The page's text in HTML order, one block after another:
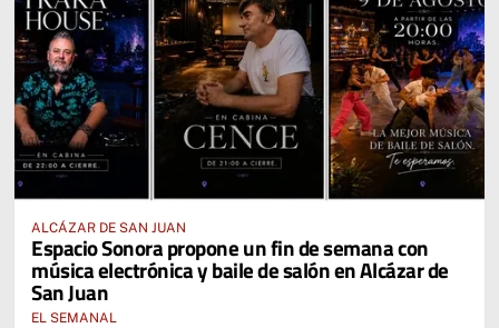
ALCÁZAR DE SAN JUAN
Espacio Sonora propone un fin de semana con
música electrónica y baile de salón en Alcázar de
San Juan
EL SEMANAL